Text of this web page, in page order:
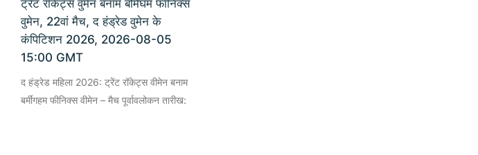
ट्रेंट रॉकेट्स वुमेन बनाम बर्मिंघम फॉनिक्स
वुमेन, 22वां मैच, द हंड्रेड वुमेन के
कंपिटिशन 2026, 2026-08-05
15:00 GMT
द हंड्रेड महिला 2026: ट्रेंट रॉकेट्स वीमेन बनाम
बर्मींगहम फीनिक्स वीमेन – मैच पूर्वावलोकन तारीख: